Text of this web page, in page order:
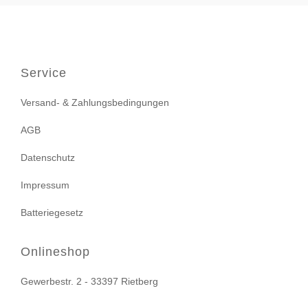
Service
Versand- & Zahlungsbedingungen
AGB
Datenschutz
Impressum
Batteriegesetz
Onlineshop
Gewerbestr. 2 - 33397 Rietberg